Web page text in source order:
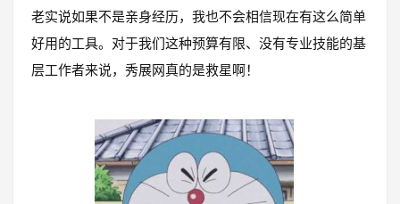
老实说如果不是亲身经历，我也不会相信现在有这么简单
好用的工具。对于我们这种预算有限、没有专业技能的基
层工作者来说，秀展网真的是救星啊！